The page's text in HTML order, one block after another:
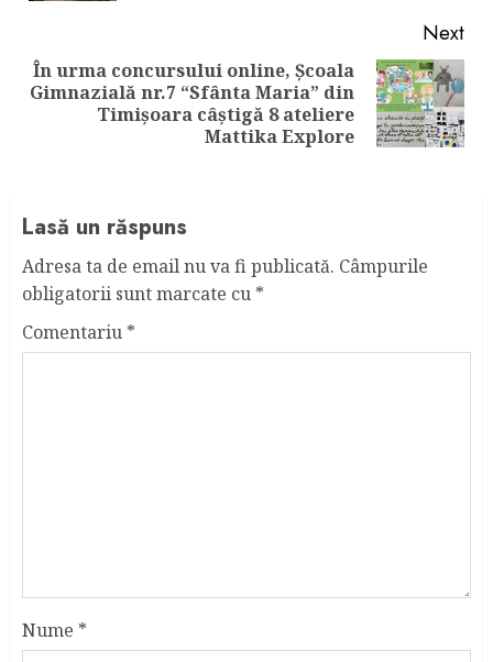
Next
Next
În urma concursului online, Școala
Gimnazială nr.7 “Sfânta Maria” din
Timișoara câștigă 8 ateliere
Mattika Explore
Lasă un răspuns
Adresa ta de email nu va fi publicată. Câmpurile
obligatorii sunt marcate cu *
Comentariu *
Nume *